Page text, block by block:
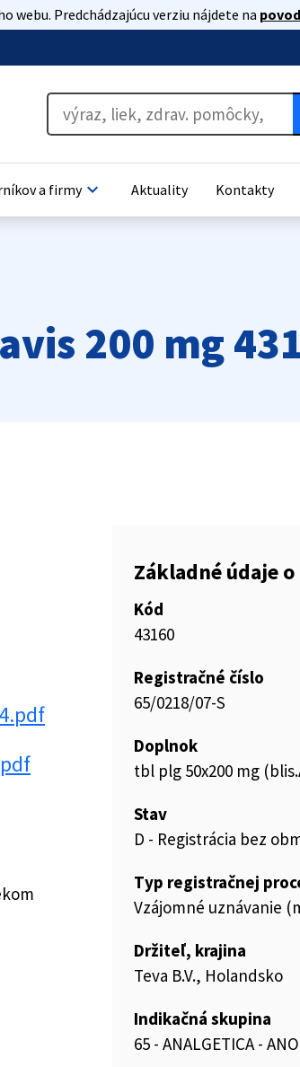
webu. Predchádzajúcu verziu nájdete na
a firmykeyboard_arrow_down Aktuality Kontakty
200 mg
Základné údaje
Kód
43160
Registračné číslo
65/0218/07-S
Doplnok
tbl plg 50x200 mg
Stav
D - Registrácia bez
Typ registračnej
Vzájomné uznávanie
Držiteľ, krajina
Teva B.V., Holandsko
Indikačná skupina
65 - ANALGETICA -